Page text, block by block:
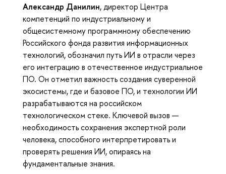
Александр Данилин, директор Центра
компетенций по индустриальному и
общесистемному программному обеспечению
Российского фонда развития информационных
технологий, обозначил путь ИИ в отрасли через
его интеграцию в отечественное индустриальное
ПО. Он отметил важность создания суверенной
экосистемы, где и базовое ПО, и технологии ИИ
разрабатываются на российском
технологическом стеке. Ключевой вызов —
необходимость сохранения экспертной роли
человека, способного интерпретировать и
проверять решения ИИ, опираясь на
фундаментальные знания.